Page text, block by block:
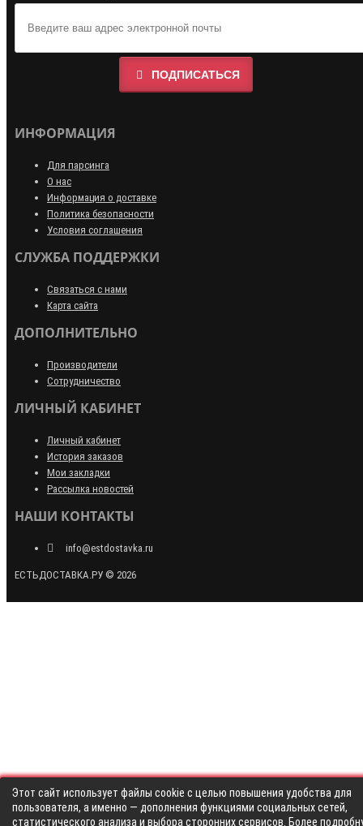
ПОДПИСАТЬСЯ
ИНФОРМАЦИЯ
Для парсинга
О нас
Информация о доставке
Политика безопасности
Условия соглашения
СЛУЖБА ПОДДЕРЖКИ
Связаться с нами
Карта сайта
ДОПОЛНИТЕЛЬНО
Производители
Сотрудничество
ЛИЧНЫЙ КАБИНЕТ
Личный кабинет
История заказов
Мои закладки
Рассылка новостей
НАШИ КОНТАКТЫ
info@estdostavka.ru
ЕСТЬДОСТАВКА.РУ © 2026
Этот сайт использует файлы cookie с целью повышения удобства для
пользователя, а именно — дополнения функциями социальных сетей,
статистического анализа и выбора сторонних сервисов. Более